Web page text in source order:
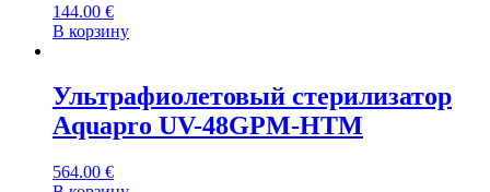
144.00 €
В корзину
Ультрафиолетовый стерилизатор
Aquapro UV-48GPM-HTM
564.00 €